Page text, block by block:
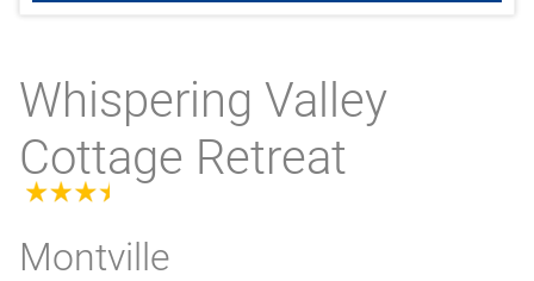
Whispering Valley
Cottage Retreat
3.5
Montville